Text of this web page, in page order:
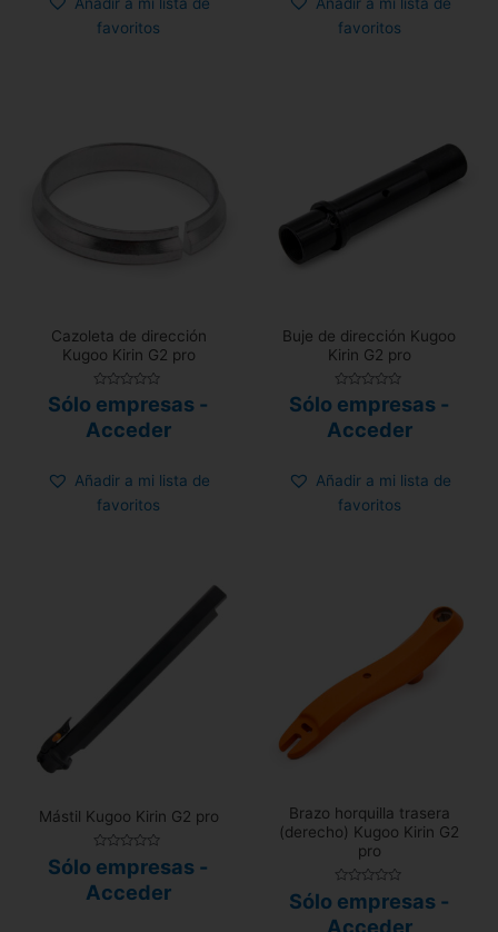
favoritos
favoritos
Cazoleta de dirección
Kugoo Kirin G2 pro
con
0
de
Sólo empresas -
Acceder
Añadir a mi lista de
favoritos
Buje de dirección Kugoo
Kirin G2 pro
con
0
de
Sólo empresas -
Acceder
Añadir a mi lista de
favoritos
Mástil Kugoo Kirin G2 pro
con
0
de
Sólo empresas -
Acceder
Brazo horquilla trasera
(derecho) Kugoo Kirin G2
pro
con
0
Sólo empresas -
Acceder